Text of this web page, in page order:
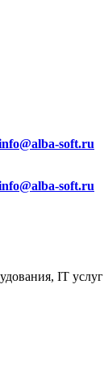
soft.ru
soft.ru
IT услуг